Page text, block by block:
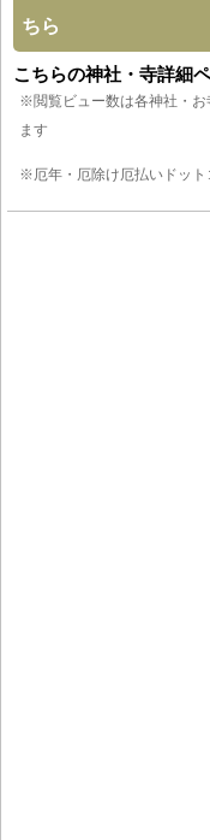
ちら
こちらの神社・寺詳細
※閲覧ビュー数は各神社・お
ます
※厄年・厄除け厄払いドット